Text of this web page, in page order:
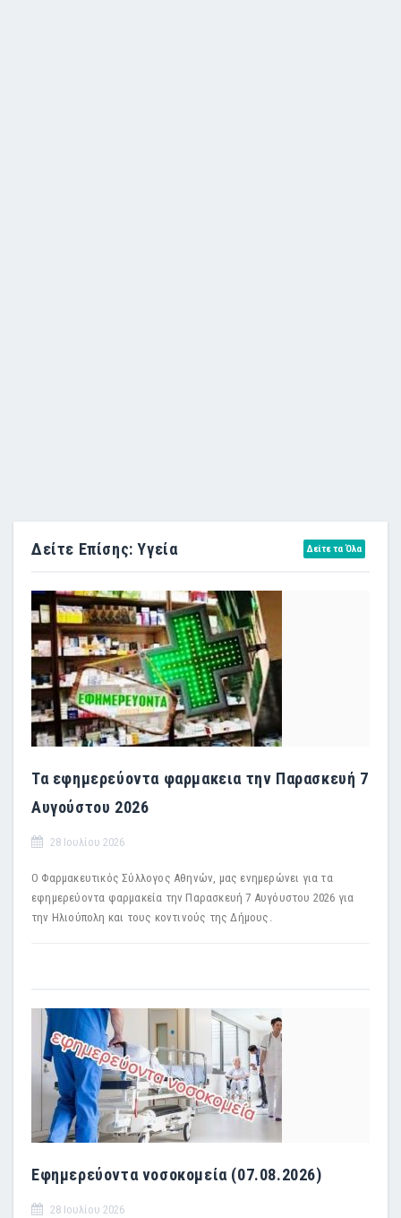
Δείτε Επίσης: Υγεία Δείτε τα Όλα
Τα εφημερεύοντα φαρμακεια την Παρασκευή 7
Αυγούστου 2026
28 Ιουλίου 2026
Ο Φαρμακευτικός Σύλλογος Αθηνών, μας ενημερώνει για τα
εφημερεύοντα φαρμακεία την Παρασκευή 7 Αυγόυστου 2026 για
την Ηλιούπολη και τους κοντινούς της Δήμους.
Εφημερεύοντα νοσοκομεία (07.08.2026)
28 Ιουλίου 2026